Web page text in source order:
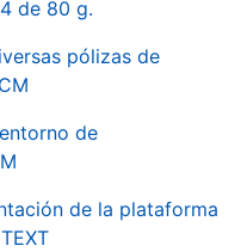
de 80 g.
pólizas de
de
de la plataforma